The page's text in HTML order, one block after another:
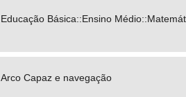
Educação Básica::Ensino
Arco Capaz e navegação